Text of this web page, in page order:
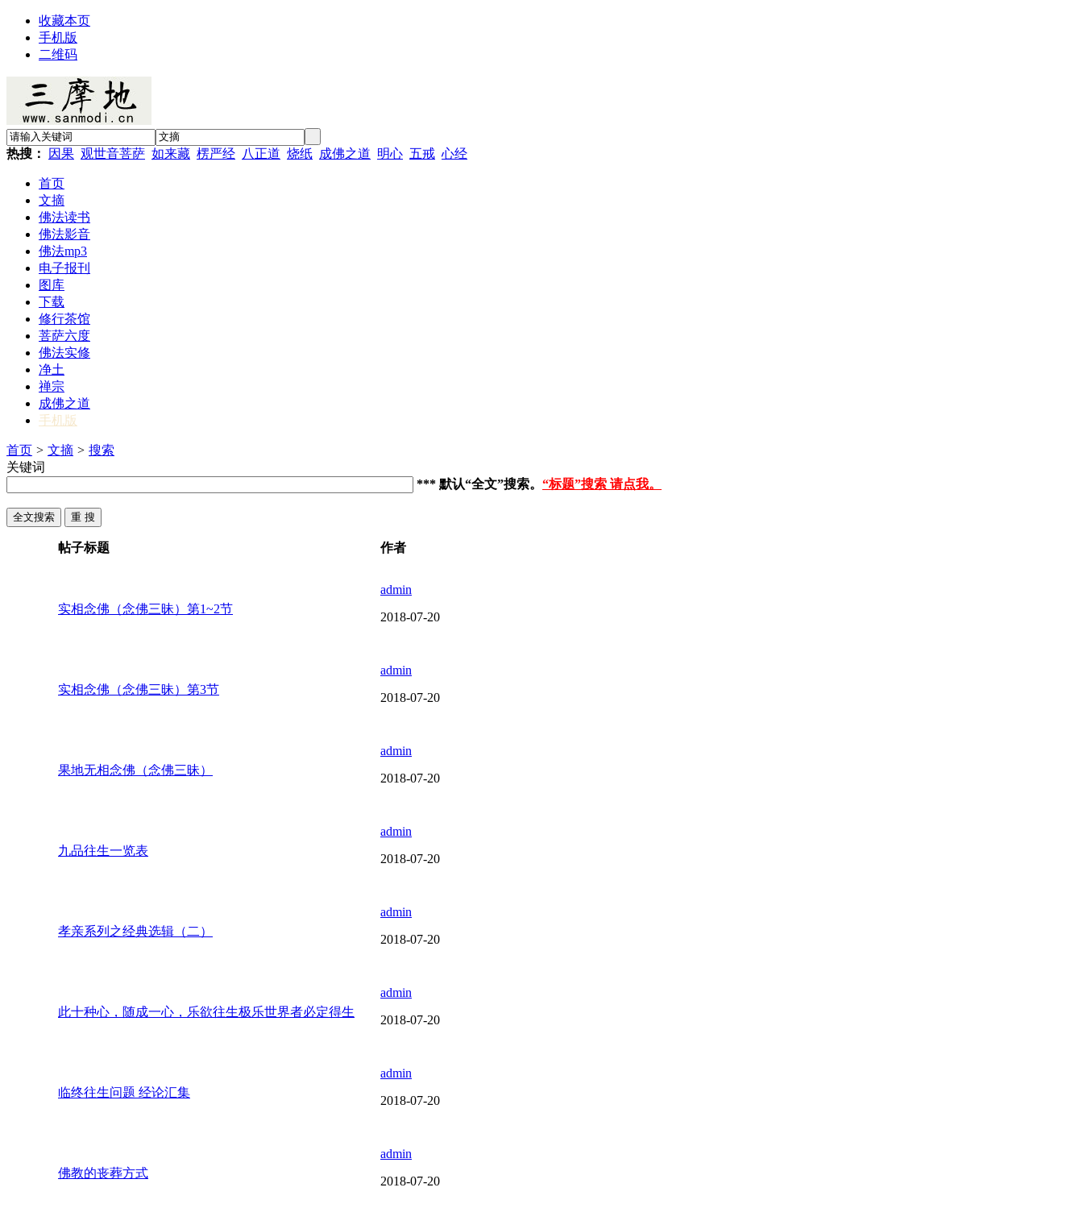
收藏本页
手机版
二维码
热搜： 因果 观世音菩萨 如来藏 楞严经 八正道 烧纸 成佛之道 明心 五戒 心经
首页
文摘
佛法读书
佛法影音
佛法mp3
电子报刊
图库
下载
修行茶馆
菩萨六度
佛法实修
净土
禅宗
成佛之道
手机版
首页 > 文摘 > 搜索
关键词
*** 默认“全文”搜索。 “标题”搜索 请点我。
帖子标题 作者
实相念佛（念佛三昧）第1~2节
admin
2018-07-20
实相念佛（念佛三昧）第3节
admin
2018-07-20
果地无相念佛（念佛三昧）
admin
2018-07-20
九品往生一览表
admin
2018-07-20
孝亲系列之经典选辑（二）
admin
2018-07-20
此十种心，随成一心，乐欲往生极乐世界者必定得生
admin
2018-07-20
临终往生问题 经论汇集
admin
2018-07-20
佛教的丧葬方式
admin
2018-07-20